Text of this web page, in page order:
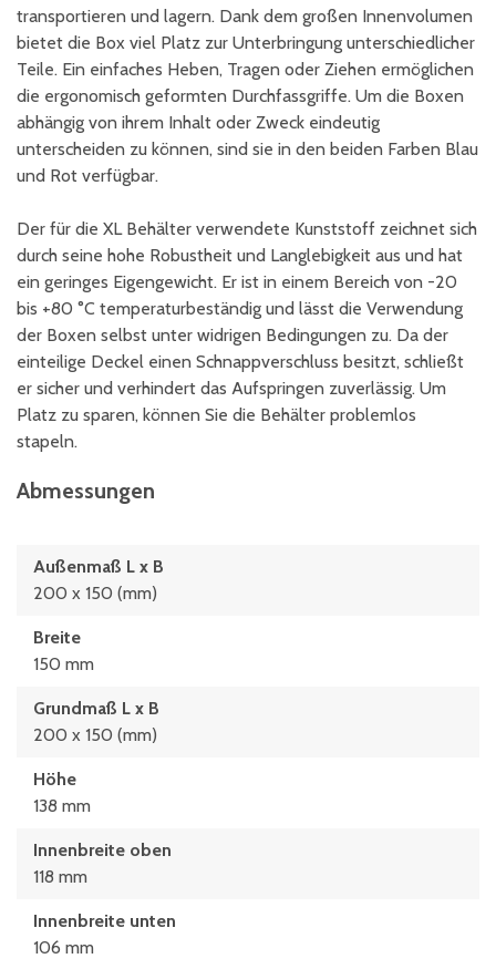
transportieren und lagern. Dank dem großen Innenvolumen
bietet die Box viel Platz zur Unterbringung unterschiedlicher
Teile. Ein einfaches Heben, Tragen oder Ziehen ermöglichen
die ergonomisch geformten Durchfassgriffe. Um die Boxen
abhängig von ihrem Inhalt oder Zweck eindeutig
unterscheiden zu können, sind sie in den beiden Farben Blau
und Rot verfügbar.
Der für die XL Behälter verwendete Kunststoff zeichnet sich
durch seine hohe Robustheit und Langlebigkeit aus und hat
ein geringes Eigengewicht. Er ist in einem Bereich von -20
bis +80 °C temperaturbeständig und lässt die Verwendung
der Boxen selbst unter widrigen Bedingungen zu. Da der
einteilige Deckel einen Schnappverschluss besitzt, schließt
er sicher und verhindert das Aufspringen zuverlässig. Um
Platz zu sparen, können Sie die Behälter problemlos
stapeln.
Abmessungen
Außenmaß L x B
200 x 150 (mm)
Breite
150 mm
Grundmaß L x B
200 x 150 (mm)
Höhe
138 mm
Innenbreite oben
118 mm
Innenbreite unten
106 mm